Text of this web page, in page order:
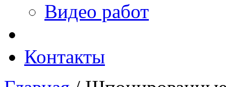
Видео работ
Контакты